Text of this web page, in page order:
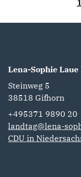
1
Lena-Sophie
Steinweg 5
38518 Gifhorn
+495371 9890 20
landtag@lena-
CDU in